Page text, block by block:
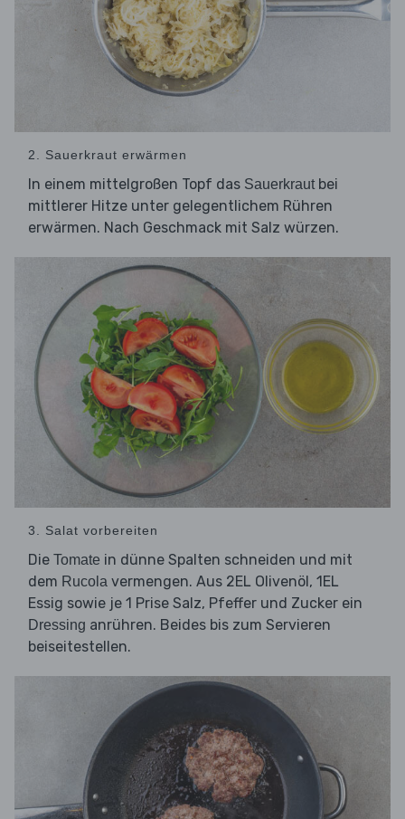
2. Sauerkraut erwärmen
In einem mittelgroßen Topf das Sauerkrautbei
mittlerer Hitze unter gelegentlichem Rühren
erwärmen. Nach Geschmack mit Salz würzen.
3. Salat vorbereiten
Die Tomate in dünne Spalten schneiden und mit
dem Rucola vermengen. Aus 2EL Olivenöl, 1EL
Essig sowie je 1 Prise Salz, Pfeffer und Zucker ein
Dressing anrühren. Beides bis zum Servieren
beiseitestellen.